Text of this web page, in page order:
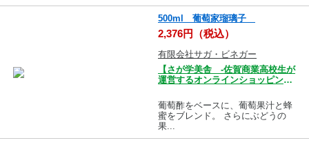
500ml 葡萄家瑠璃子
2,376円（税込）
有限会社サガ・ビネガー
【さが学美舎 -佐賀商業高校生が
運営するオンラインショッピング
葡萄酢をベースに、葡萄果汁と蜂
蜜をブレンド。 さらにぶどうの
果...